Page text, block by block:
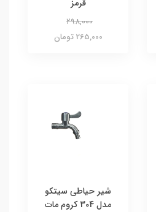
قرمز
298,000
265,000 تومان
شیر حیاطی سیتکو
مدل 304 کروم مات